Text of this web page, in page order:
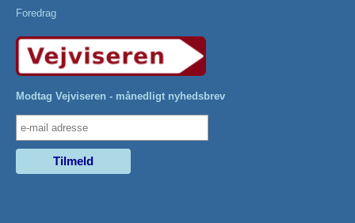
Foredrag
Modtag Vejviseren - månedligt nyhedsbrev